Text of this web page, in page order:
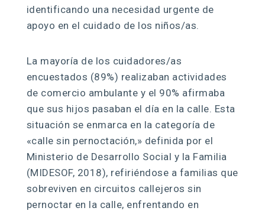
identificando una necesidad urgente de
apoyo en el cuidado de los niños/as.
La mayoría de los cuidadores/as
encuestados (89%) realizaban actividades
de comercio ambulante y el 90% afirmaba
que sus hijos pasaban el día en la calle. Esta
situación se enmarca en la categoría de
«calle sin pernoctación,» definida por el
Ministerio de Desarrollo Social y la Familia
(MIDESOF, 2018), refiriéndose a familias que
sobreviven en circuitos callejeros sin
pernoctar en la calle, enfrentando en